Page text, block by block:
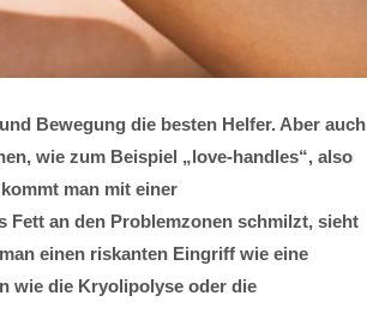
Bewegung die besten Helfer. Aber auch
wie zum Beispiel „love-handles“, also
man mit einer
an den Problemzonen schmilzt, sieht
einen riskanten Eingriff wie eine
wie die Kryolipolyse oder die